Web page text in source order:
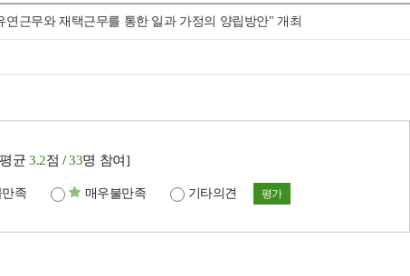
근무와 재택근무를 통한 일과 가정의 양립방안" 개최
균3.2점 /33명 참여]
만족 매우불만족 기타의견 평가